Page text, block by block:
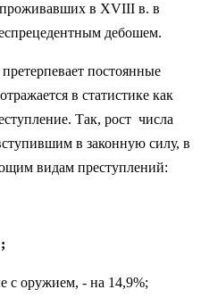
проживавших в XVIII в. в
дебошем.
постоянные
в статистике как
Так, рост числа
в законную силу, в
видам преступлений:
оружием, - на 14,9%;